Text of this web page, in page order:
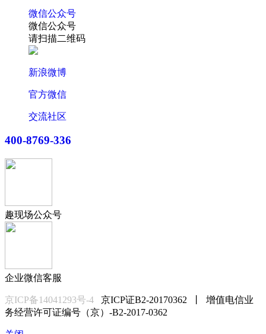
微信公众号
微信公众号
请扫描二维码
新浪微博
官方微信
交流社区
400-8769-336
趣现场公众号
企业微信客服
京ICP备14041293号-4 京ICP证B2-20170362 丨 增值电信业
务经营许可证编号（京）-B2-2017-0362